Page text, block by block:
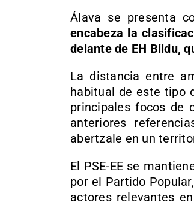
Álava se presenta
encabeza la
delante de EH Bildu,
La distancia entre
habitual de este tipo
principales focos de
anteriores
abertzale en un
El PSE-EE se
por el Partido
actores relevantes